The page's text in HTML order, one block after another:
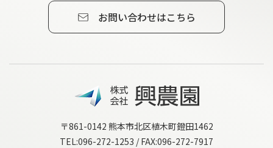
お問い合わせはこちら
〒861-0142 熊本市北区植木町鐙田1462
TEL:096-272-1253 / FAX:096-272-7917